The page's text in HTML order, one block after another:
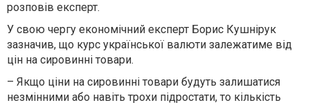
розповів експерт.
У свою чергу економічний експерт Борис Кушнірук
зазначив, що курс української валюти залежатиме від
цін на сировинні товари.
– Якщо ціни на сировинні товари будуть залишатися
незмінними або навіть трохи підростати, то кількість